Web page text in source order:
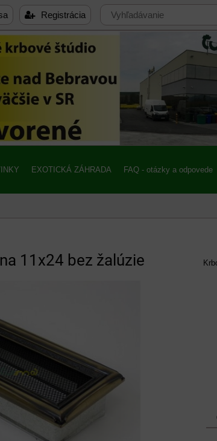
Registrácia
EXOTICKÁ ZÁHRADA FAQ - otázky a odpovede
11x24 bez žalúzie